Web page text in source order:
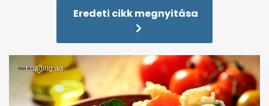
Eredeti cikk megnyitása